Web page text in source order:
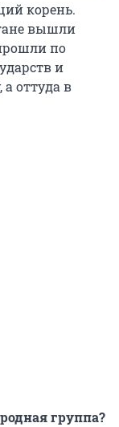
корень.
вышли
по
и
оттуда в
группа?